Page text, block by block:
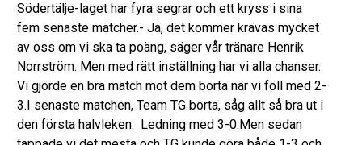
Södertälje-laget har fyra segrar och ett kryss i sina
fem senaste matcher.- Ja, det kommer krävas mycket
av oss om vi ska ta poäng, säger vår tränare Henrik
Norrström. Men med rätt inställning har vi alla chanser.
Vi gjorde en bra match mot dem borta när vi föll med 2-
3.I senaste matchen, Team TG borta, såg allt så bra ut i
den första halvleken. Ledning med 3-0.Men sedan